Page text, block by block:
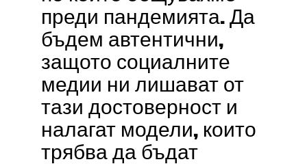
преди пандемията. Да
бъдем автентични,
защото социалните
медии ни лишават от
тази достоверност и
налагат модели, които
трябва да бъдат